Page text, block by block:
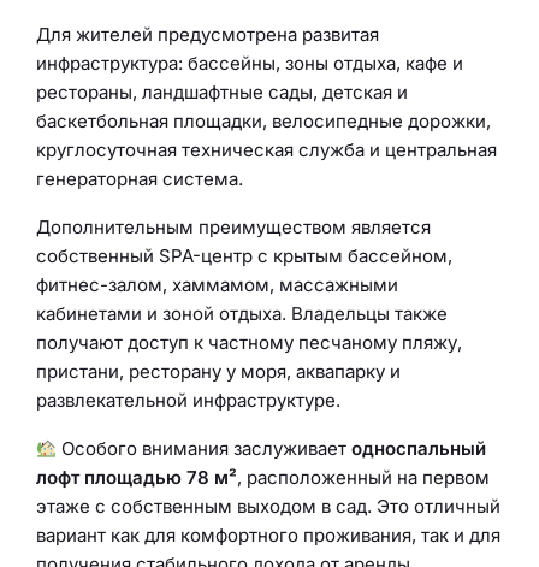
Для жителей предусмотрена развитая
инфраструктура: бассейны, зоны отдыха, кафе и
рестораны, ландшафтные сады, детская и
баскетбольная площадки, велосипедные дорожки,
круглосуточная техническая служба и центральная
генераторная система.
Дополнительным преимуществом является
собственный SPA-центр с крытым бассейном,
фитнес-залом, хаммамом, массажными
кабинетами и зоной отдыха. Владельцы также
получают доступ к частному песчаному пляжу,
пристани, ресторану у моря, аквапарку и
развлекательной инфраструктуре.
Особого внимания заслуживаетодноспальный
лофт площадью 78 м², расположенный на первом
этаже с собственным выходом в сад. Это отличный
вариант как для комфортного проживания, так и для